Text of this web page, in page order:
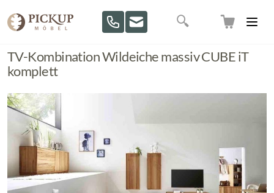
Suche
TV-Kombination Wildeiche massiv CUBE iT
komplett